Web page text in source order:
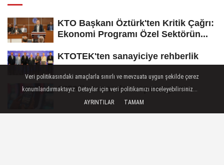
KTO Başkanı Öztürk'ten Kritik Çağrı:
Ekonomi Programı Özel Sektörün...
KTOTEK'ten sanayiciye rehberlik
0850'li numaralara operasyon!
Veri politikasındaki amaçlarla sınırlı ve mevzuata uygun şekilde çerez
konumlandırmaktayız. Detaylar için veri politikamızı inceleyebilirsiniz...
AYRINTILAR
TAMAM